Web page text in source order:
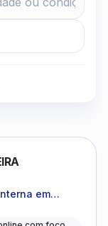
em
viver.